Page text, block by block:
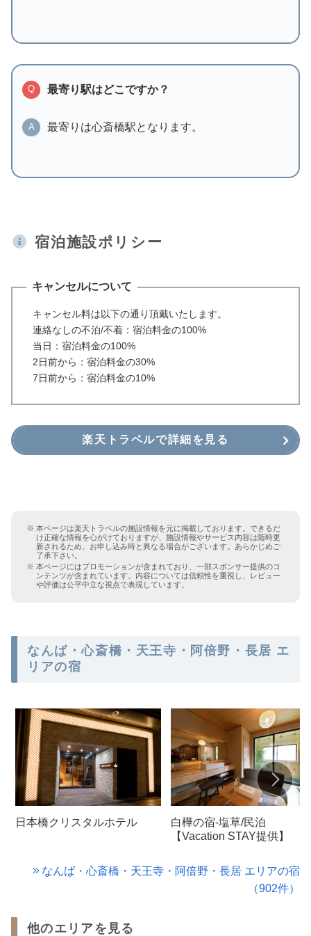
Q 最寄り駅はどこですか？
A 最寄りは心斎橋駅となります。
宿泊施設ポリシー
キャンセルについて
キャンセル料は以下の通り頂戴いたします。
連絡なしの不泊/不着：宿泊料金の100%
当日：宿泊料金の100%
2日前から：宿泊料金の30%
7日前から：宿泊料金の10%
楽天トラベルで詳細を見る
本ページは楽天トラベルの施設情報を元に掲載しております。できるだ
け正確な情報を心がけておりますが、施設情報やサービス内容は随時更
新されるため、お申し込み時と異なる場合がございます。あらかじめご
了承下さい。
本ページにはプロモーションが含まれており、一部スポンサー提供のコ
ンテンツが含まれています。内容については信頼性を重視し、レビュー
や評価は公平中立な視点で表現しています。
なんば・心斎橋・天王寺・阿倍野・長居 エ
リアの宿
日本橋クリスタルホテル
白樺の宿-塩草/民泊
【Vacation STAY提供】
なんば・心斎橋・天王寺・阿倍野・長居 エリアの宿
（902件）
他のエリアを見る